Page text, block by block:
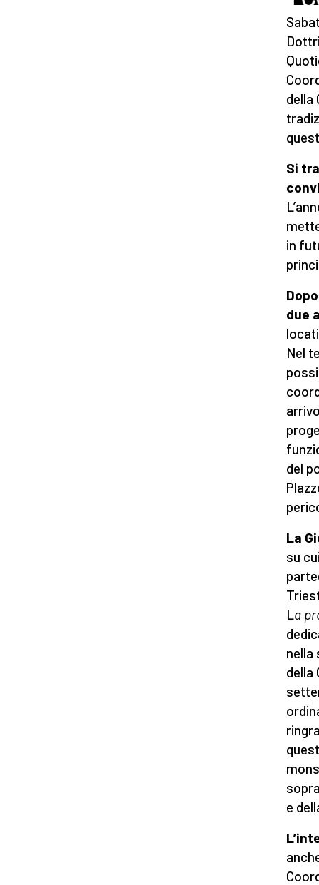
della
Si
in
due
Nel
del
La
su
La
nella
della
e